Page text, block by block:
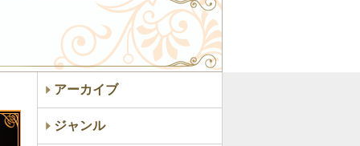
アーカイブ
ジャンル